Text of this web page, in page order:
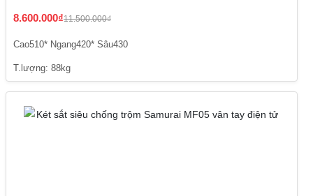
8.600.000₫11.500.000₫
Cao510* Ngang420* Sâu430
T.lượng: 88kg